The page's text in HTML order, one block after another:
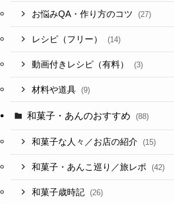
お悩みQA・作り方のコツ (27)
レシピ（フリー） (14)
動画付きレシピ（有料） (3)
材料や道具 (9)
和菓子・あんのおすすめ (88)
和菓子な人々／お店の紹介 (15)
和菓子・あんこ巡り／旅レポ (42)
和菓子歳時記 (26)